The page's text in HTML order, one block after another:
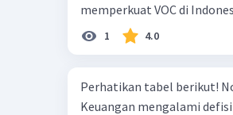
memperkuat VOC di
1 4.0
Perhatikan tabel berikut! No. X Y 1) 2) 3) Ketidakcakapan pegawai